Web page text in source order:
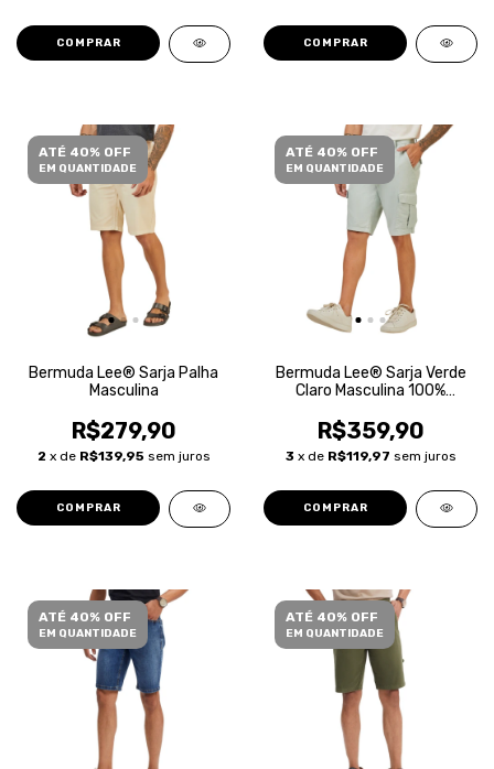
COMPRAR COMPRAR
ATÉ 40% OFF
EM QUANTIDADE
Bermuda Lee® Sarja Palha
Masculina
R$279,90
2 x de R$139,95 sem juros
COMPRAR
ATÉ 40% OFF
EM QUANTIDADE
Bermuda Lee® Sarja Verde
Claro Masculina 100%
R$359,90
3 x de R$119,97 sem juros
COMPRAR
ATÉ 40% OFF
EM QUANTIDADE
ATÉ 40% OFF
EM QUANTIDADE